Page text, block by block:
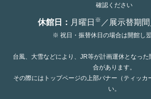
確認ください
休館日： 月曜日 ※ ／展示替期
※ 祝日・振替休日の場合は開館し
台風、大雪などにより、JR等が計画運休となっ
合があります。
その際にはトップページの上部バナー（ティッカ
い。